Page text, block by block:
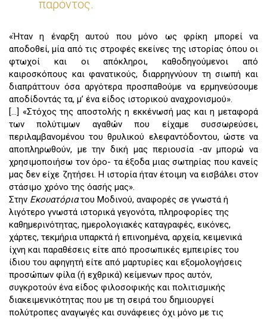
παρόντος.
«Ήταν η έναρξη αυτού που μόνο ως φρίκη μπορεί να
αποδοθεί, μία από τις στροφές εκείνες της ιστορίας όπου οι
φτωχοί και οι απόκληροι, καθοδηγούμενοι από
καιροσκόπους και φανατικούς, διαρρηγνύουν τη σιωπή και
διαπράττουν όσα αργότερα προσπαθούμε να ερμηνεύσουμε
αποδίδοντάς τα, μ’ ένα είδος ιστορικού αναχρονισμού».
[…] «Στόχος της αποστολής η εκκένωσή μας και η μεταφορά
των πολύτιμων αγαθών που είχαμε συσσωρεύσει,
περιλαμβανομένου του θρυλικού ελεφαντόδοντου, ώστε να
αποπληρωθούν, με την δική μας περιουσία -αν μπορώ να
χρησιμοποιήσω τον όρο- τα έξοδα μιας σωτηρίας που κανείς
μας δεν είχε ζητήσει. Η ιστορία ήταν έτοιμη να εισβάλει στον
στάσιμο χρόνο της όασής μας».
Στην Εκουατόριατου Μοδινού, αναφορές σε γνωστά ή
λιγότερο γνωστά ιστορικά γεγονότα, πληροφορίες της
καθημερινότητας, ημερολογιακές καταγραφές, εικόνες,
χάρτες, τεκμήρια υπαρκτά ή επινοημένα, αρχεία, κειμενικά
ίχνη και παραθέσεις είτε από προσωπικές εμπειρίες του
ίδιου του αφηγητή είτε από μαρτυρίες και εξομολογήσεις
προσώπων φίλα (ή εχθρικά) κείμενων προς αυτόν,
συγκροτούν ένα είδος φιλοσοφικής και πολιτισμικής
διακειμενικότητας που με τη σειρά του δημιουργεί
πολύτροπες αναγωγές και συνάφειες όχι μόνο με τις